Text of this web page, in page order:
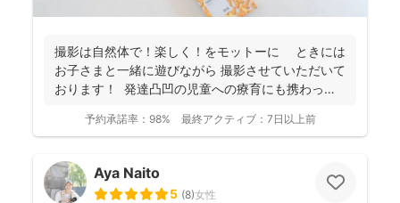
撮影は自然体で！楽しく！をモットーに ときには
お子さまと一緒に遊びながら 撮影させていただいて
おります！ 発達凸凹の児童への療育にも携わって
予約承諾率： 98% 最終アクティブ： 7日以上前
Aya Naito
5 (8)女性